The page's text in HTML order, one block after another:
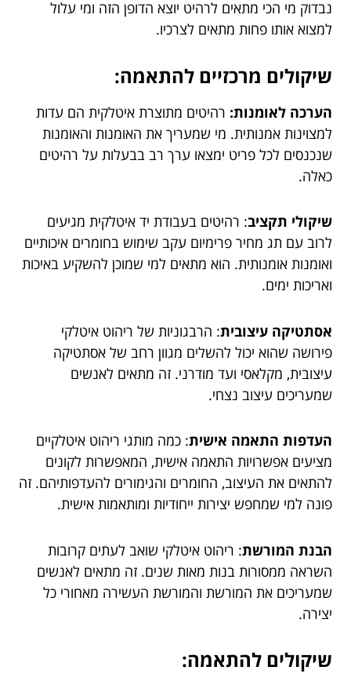
נבדוק מי הכי מתאים לרהיט יוצא הדופן הזה ומי עלול
למצוא אותו פחות מתאים לצרכיו.
שיקולים מרכזיים להתאמה:
הערכה לאומנות: רהיטים מתוצרת איטלקית הם עדות
למצוינות אמנותית. מי שמעריך את האומנות והאומנות
שנכנסים לכל פריט ימצאו ערך רב בבעלות על רהיטים
כאלה.
שיקולי תקציב: רהיטים בעבודת יד איטלקית מגיעים
לרוב עם תג מחיר פרימיום עקב שימוש בחומרים איכותיים
ואומנות אומנותית. הוא מתאים למי שמוכן להשקיע באיכות
ואריכות ימים.
אסתטיקה עיצובית: הרבגוניות של ריהוט איטלקי
פירושה שהוא יכול להשלים מגוון רחב של אסתטיקה
עיצובית, מקלאסי ועד מודרני. זה מתאים לאנשים
שמעריכים עיצוב נצחי.
העדפות התאמה אישית: כמה מותגי ריהוט איטלקיים
מציעים אפשרויות התאמה אישית, המאפשרות לקונים
להתאים את העיצוב, החומרים והגימורים להעדפותיהם. זה
פונה למי שמחפש יצירות ייחודיות ומותאמות אישית.
הבנת המורשת: ריהוט איטלקי שואב לעתים קרובות
השראה ממסורות בנות מאות שנים. זה מתאים לאנשים
שמעריכים את המורשת והמורשת העשירה מאחורי כל
יצירה.
שיקולים להתאמה: